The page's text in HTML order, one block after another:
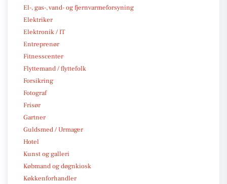
El-, gas-, vand- og fjernvarmeforsyning
Elektriker
Elektronik / IT
Entreprenør
Fitnesscenter
Flyttemand / flyttefolk
Forsikring
Fotograf
Frisør
Gartner
Guldsmed / Urmager
Hotel
Kunst og galleri
Købmand og døgnkiosk
Køkkenforhandler